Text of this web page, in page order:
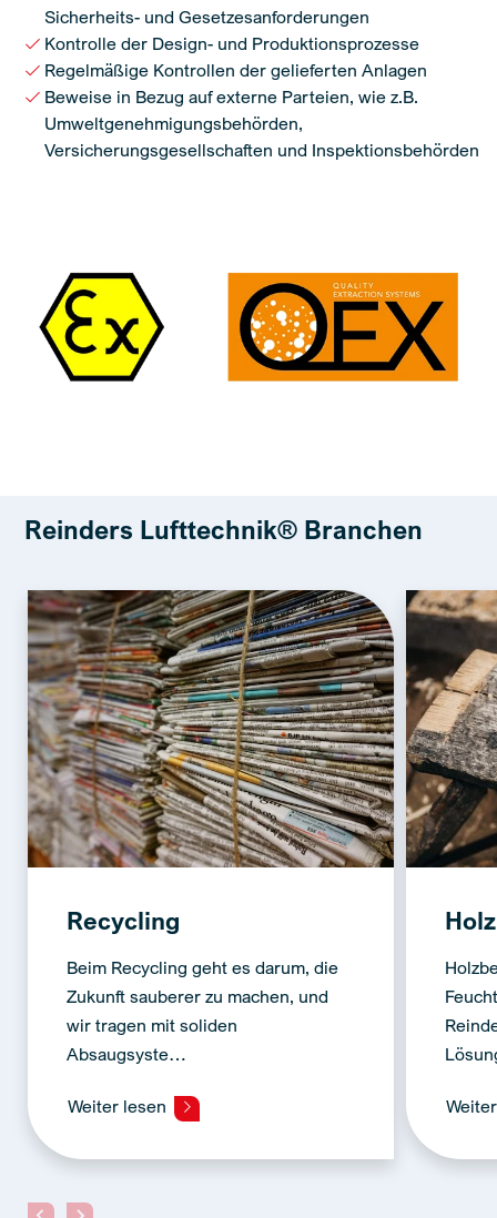
Sicherheits- und Gesetzesanforderungen
Kontrolle der Design- und Produktionsprozesse
Regelmäßige Kontrollen der gelieferten Anlagen
Beweise in Bezug auf externe Parteien, wie z.B.
Umweltgenehmigungsbehörden,
Versicherungsgesellschaften und Inspektionsbehörden
Reinders Lufttechnik® Branchen
Recycling
Beim Recycling geht es darum, die
Zukunft sauberer zu machen, und
wir tragen mit soliden
Absaugsyste…
Weiter lesen
Holz